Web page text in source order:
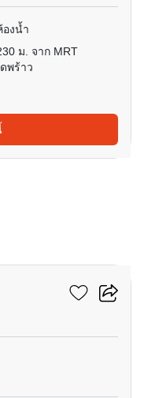
องน้ำ
ม. จาก MRT
พร้าว